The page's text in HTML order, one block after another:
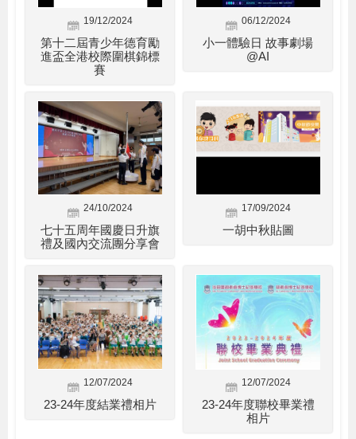
19/12/2024
第十二屆青少年德育勵
進盃全港校際圍棋錦標
賽
06/12/2024
小一體驗日 故事劇場
@AI
24/10/2024
七十五周年國慶日升旗
禮及國內交流團分享會
17/09/2024
一胡中秋貼圖
12/07/2024
23-24年度結業禮相片
12/07/2024
23-24年度聯校畢業禮
相片